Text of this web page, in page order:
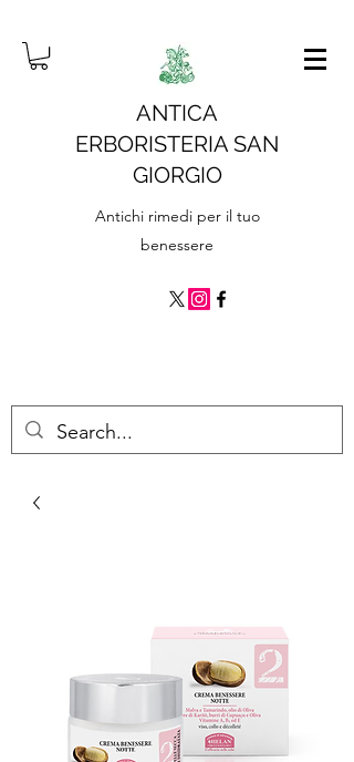
ANTICA
ERBORISTERIA SAN
GIORGIO
Antichi rimedi per il tuo
benessere